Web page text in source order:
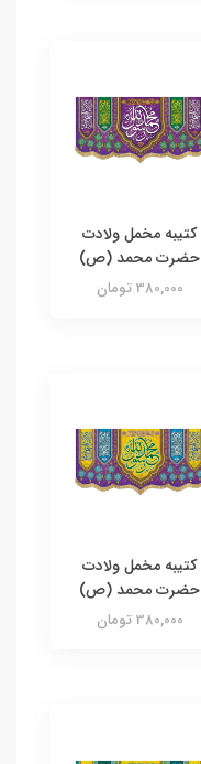
کتیبه مخمل ولادت
حضرت محمد (ص)
380,000 تومان
کتیبه مخمل ولادت
حضرت محمد (ص)
380,000 تومان